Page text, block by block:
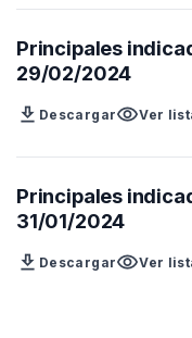
Principales
29/02/2024
download DescargarvisibilityVer
Principales
31/01/2024
download DescargarvisibilityVer